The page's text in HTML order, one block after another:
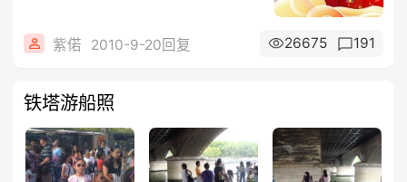
紫偌 2010-9-20回复 26675 191
铁塔游船照